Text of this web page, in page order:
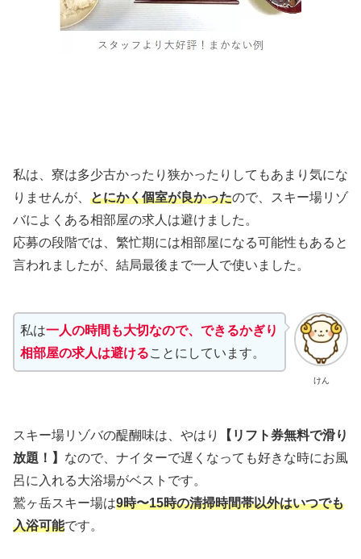
私は、寮は多少古かったり狭かったりしてもあまり気にな
りませんが、 とにかく個室が良かったので、スキー場リゾ
バによくある相部屋の求人は避けました。
応募の段階では、繁忙期には相部屋になる可能性もあると
言われましたが、結局最後まで一人で使いました。
けん
私は一人の時間も大切なので、できるかぎり
相部屋の求人は避けることにしています。
スキー場リゾバの醍醐味は、やはり
【リフト券無料で滑り
放題！】 なので、ナイターで遅くなっても好きな時にお風
呂に入れる大浴場がベストです。
鷲ヶ岳スキー場は9時〜15時の清掃時間帯以外はいつでも
入浴可能です。